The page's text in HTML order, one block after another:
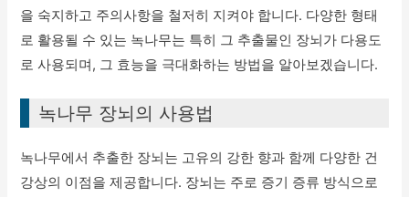
을 숙지하고 주의사항을 철저히 지켜야 합니다. 다양한 형태
로 활용될 수 있는 녹나무는 특히 그 추출물인 장뇌가 다용도
로 사용되며, 그 효능을 극대화하는 방법을 알아보겠습니다.
녹나무 장뇌의 사용법
녹나무에서 추출한 장뇌는 고유의 강한 향과 함께 다양한 건
강상의 이점을 제공합니다. 장뇌는 주로 증기 증류 방식으로